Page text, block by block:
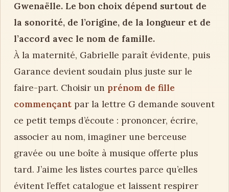
Gwenaëlle. Le bon choix dépend surtout de
la sonorité, de l’origine, de la longueur et de
l’accord avec le nom de famille.
À la maternité, Gabrielle paraît évidente, puis
Garance devient soudain plus juste sur le
faire-part. Choisir un prénom de fille
commençant par la lettre G demande souvent
ce petit temps d’écoute : prononcer, écrire,
associer au nom, imaginer une berceuse
gravée ou une boîte à musique offerte plus
tard. J’aime les listes courtes parce qu’elles
évitent l’effet catalogue et laissent respirer